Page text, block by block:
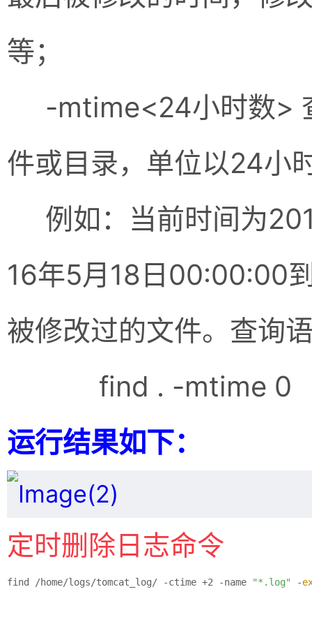
等；
-mtime<24小时数>
件或目录，单位以24小
例如：当前时间为
16年5月18日00:00:00
被修改过的文件。查询
find . -mtime 0
运行结果如下：
定时删除日志命令
find /home/logs/tomcat_log/ -ctime +2 -name "*.log" -